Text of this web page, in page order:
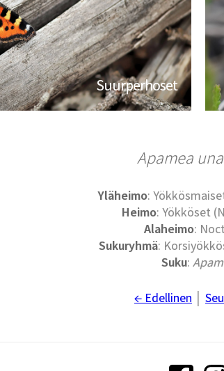
Suurperhoset
Apamea
Yläheimo:
Heimo: Yökköset
Alaheimo:
Sukuryhmä:
Suku:
← Edellinen